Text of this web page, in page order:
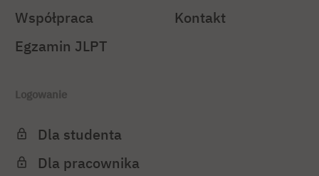
Współpraca
Egzamin JLPT
Kontakt
Logowanie
Dla studenta
Dla pracownika